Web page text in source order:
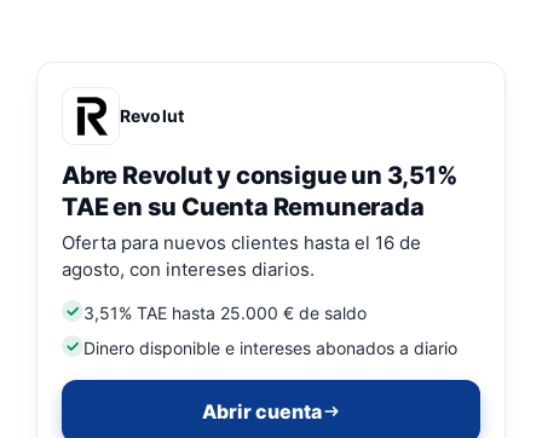
Revolut
Abre Revolut y consigue un 3,51%
TAE en su Cuenta Remunerada
Oferta para nuevos clientes hasta el 16 de
agosto, con intereses diarios.
3,51% TAE hasta 25.000 € de saldo
Dinero disponible e intereses abonados a diario
Abrir cuenta